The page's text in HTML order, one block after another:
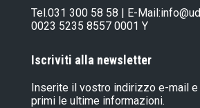
Tel.031 300 58 58 | E-Mail:
0023 5235 8557 0001 Y
Iscriviti alla newsletter
Inserite il vostro indirizzo e-mail
primi le ultime informazioni.